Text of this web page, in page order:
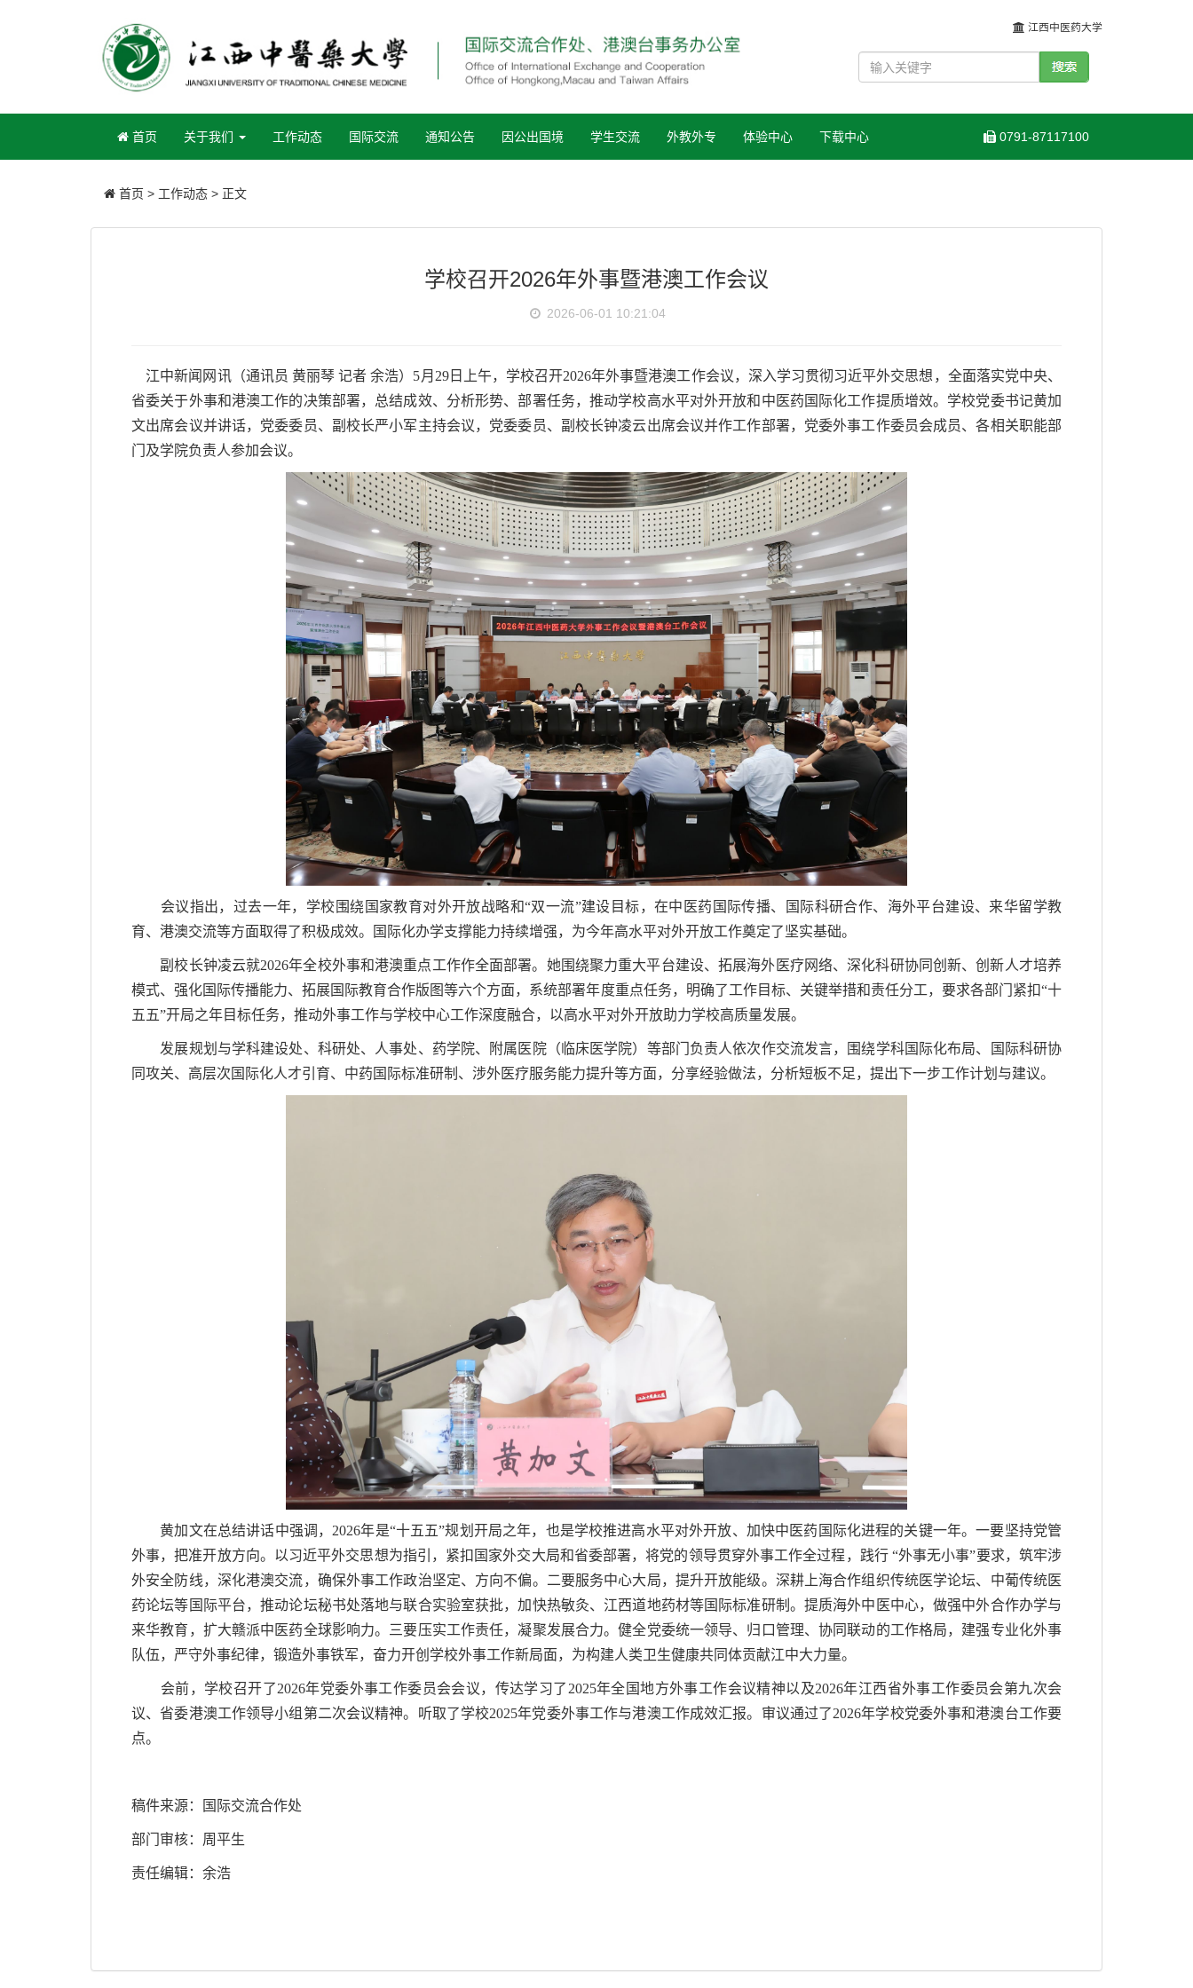
江西中医药大学
首页 (current)关于我们 工作动态 国际交流 通知公告 因公出国境 学生交流 外教外专 体验中心 下载中心 0791-87117100
首页 > 工作动态 > 正文
学校召开2026年外事暨港澳工作会议
2026-06-01 10:21:04
江中新闻网讯（通讯员 黄丽琴 记者 余浩）5月29日上午，学校召开2026年外事暨港澳工作会议，深入学习贯彻习近平外交思想，全面落实党中央、
省委关于外事和港澳工作的决策部署，总结成效、分析形势、部署任务，推动学校高水平对外开放和中医药国际化工作提质增效。学校党委书记黄加
文出席会议并讲话，党委委员、副校长严小军主持会议，党委委员、副校长钟凌云出席会议并作工作部署，党委外事工作委员会成员、各相关职能部
门及学院负责人参加会议。
会议指出，过去一年，学校围绕国家教育对外开放战略和“双一流”建设目标，在中医药国际传播、国际科研合作、海外平台建设、来华留学教
育、港澳交流等方面取得了积极成效。国际化办学支撑能力持续增强，为今年高水平对外开放工作奠定了坚实基础。
副校长钟凌云就2026年全校外事和港澳重点工作作全面部署。她围绕聚力重大平台建设、拓展海外医疗网络、深化科研协同创新、创新人才培养
模式、强化国际传播能力、拓展国际教育合作版图等六个方面，系统部署年度重点任务，明确了工作目标、关键举措和责任分工，要求各部门紧扣“十
五五”开局之年目标任务，推动外事工作与学校中心工作深度融合，以高水平对外开放助力学校高质量发展。
发展规划与学科建设处、科研处、人事处、药学院、附属医院（临床医学院）等部门负责人依次作交流发言，围绕学科国际化布局、国际科研协
同攻关、高层次国际化人才引育、中药国际标准研制、涉外医疗服务能力提升等方面，分享经验做法，分析短板不足，提出下一步工作计划与建议。
黄加文在总结讲话中强调，2026年是“十五五”规划开局之年，也是学校推进高水平对外开放、加快中医药国际化进程的关键一年。一要坚持党管
外事，把准开放方向。以习近平外交思想为指引，紧扣国家外交大局和省委部署，将党的领导贯穿外事工作全过程，践行 “外事无小事”要求，筑牢涉
外安全防线，深化港澳交流，确保外事工作政治坚定、方向不偏。二要服务中心大局，提升开放能级。深耕上海合作组织传统医学论坛、中葡传统医
药论坛等国际平台，推动论坛秘书处落地与联合实验室获批，加快热敏灸、江西道地药材等国际标准研制。提质海外中医中心，做强中外合作办学与
来华教育，扩大赣派中医药全球影响力。三要压实工作责任，凝聚发展合力。健全党委统一领导、归口管理、协同联动的工作格局，建强专业化外事
队伍，严守外事纪律，锻造外事铁军，奋力开创学校外事工作新局面，为构建人类卫生健康共同体贡献江中大力量。
会前，学校召开了2026年党委外事工作委员会会议，传达学习了2025年全国地方外事工作会议精神以及2026年江西省外事工作委员会第九次会
议、省委港澳工作领导小组第二次会议精神。听取了学校2025年党委外事工作与港澳工作成效汇报。审议通过了2026年学校党委外事和港澳台工作要
点。
稿件来源：国际交流合作处
部门审核：周平生
责任编辑：余浩